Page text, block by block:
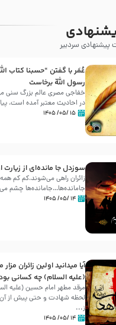
پیشنهادی سردبیر
عُمَر با گفتن “حسبنا كتاب
رسول اللّه برخاست
در احادیث معتبر آمده است،
۱۵ /۰۵/ ۱۴۰۵
سوزدل جا مانده‌ای از زیارت
زائران راهی می‌شوند،کم‌ کم
جامانده‌ها…جامانده‌ها چشم
۱۴ /۰۵/ ۱۴۰۵
آیا میدانید اولین زائران
(علیه السلام) چه کسانی
مرقد مطهر امام حسین (علیه
لحظه شهادت و حتی پیش از
ز...
۱۴ /۰۵/ ۱۴۰۵